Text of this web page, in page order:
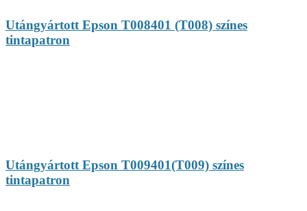
Utángyártott Epson T008401 (T008) színes
tintapatron
Utángyártott Epson T009401(T009) színes
tintapatron